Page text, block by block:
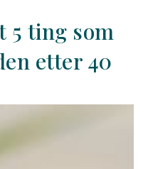
5 ting som
etter 40